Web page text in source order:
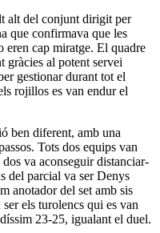
alt del conjunt dirigit per
que confirmava que les
eren cap miratge. El quadre
gràcies al potent servei
gestionar durant tot el
rojillos es van endur el
ben diferent, amb una
Tots dos equips van
va aconseguir distanciar-
del parcial va ser Denys
anotador del set amb sis
els turolencs qui es van
23-25, igualant el duel.